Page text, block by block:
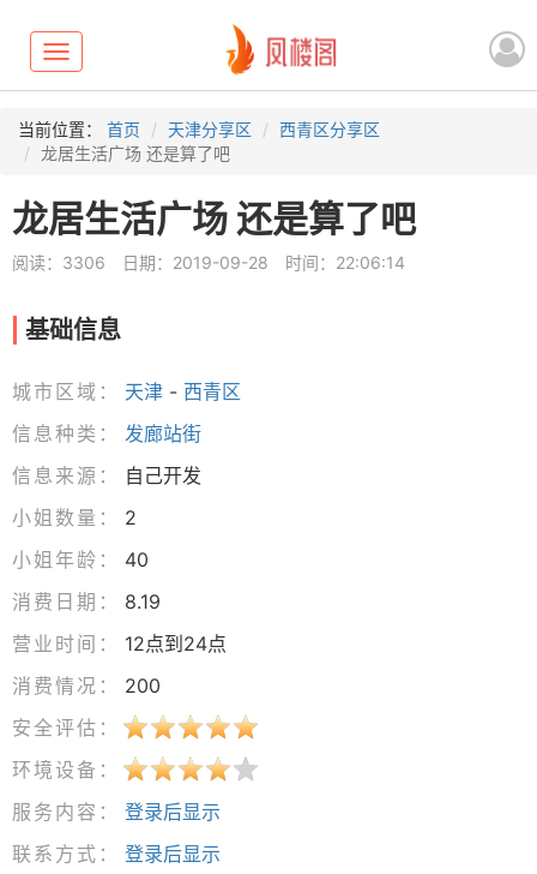
Toggle
navigation
当前位置： 首页 天津分享区
西青区分享区
龙居生活广场 还是算了吧
龙居生活广场 还是算了吧
阅读：3306 日期：2019-09-28 时间：22:06:14
基础信息
城市区域： 天津 - 西青区
信息种类：
发廊站街
信息来源：
自己开发
小姐数量：
2
小姐年龄：
40
消费日期：
8.19
营业时间：
12点到24点
消费情况：
200
安全评估：
环境设备：
服务内容：
登录后显示
联系方式：
登录后显示